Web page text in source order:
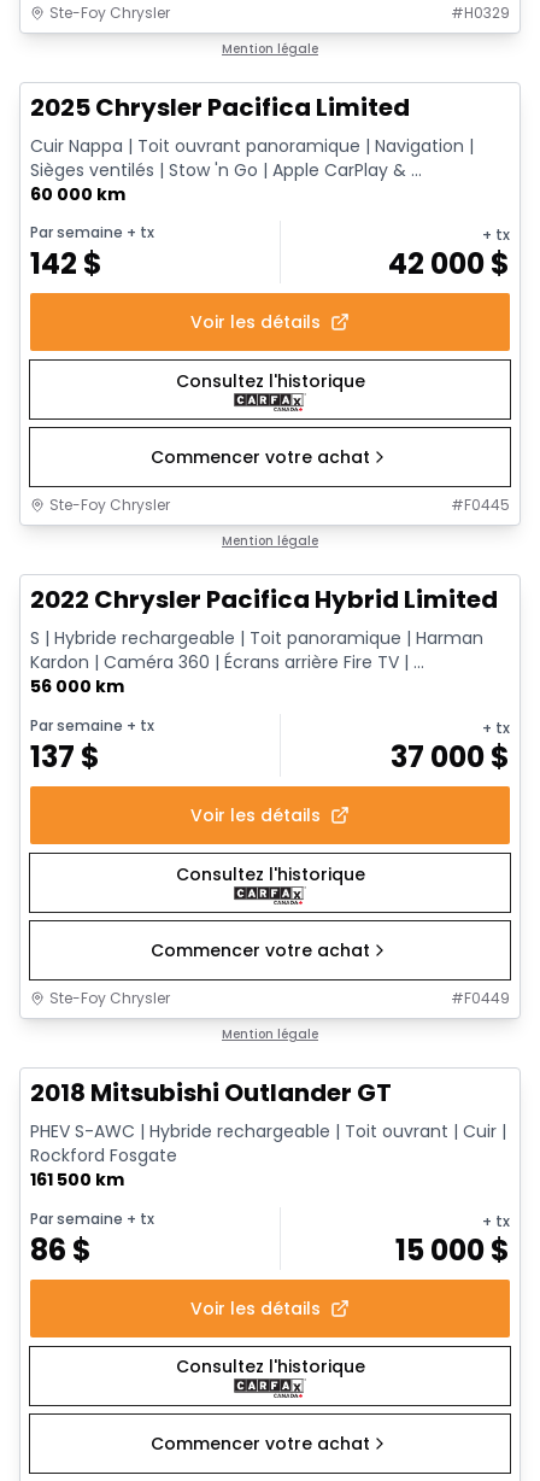
Ste-Foy Chrysler #H0329
Mention légale
2025 Chrysler Pacifica Limited
Cuir Nappa | Toit ouvrant panoramique | Navigation |
Sièges ventilés | Stow 'n Go | Apple CarPlay & ...
60 000 km
Par semaine + tx
142 $
+ tx
42 000$
Voir les détails
Consultez l'historique
Commencer votre achat
Ste-Foy Chrysler #F0445
Mention légale
2022 Chrysler Pacifica Hybrid Limited
S | Hybride rechargeable | Toit panoramique | Harman
Kardon | Caméra 360 | Écrans arrière Fire TV | ...
56 000 km
Par semaine + tx
137 $
+ tx
37 000$
Voir les détails
Consultez l'historique
Commencer votre achat
Ste-Foy Chrysler #F0449
Mention légale
2018 Mitsubishi Outlander GT
PHEV S-AWC | Hybride rechargeable | Toit ouvrant | Cuir |
Rockford Fosgate
161 500 km
Par semaine + tx
86 $
+ tx
15 000$
Voir les détails
Consultez l'historique
Commencer votre achat